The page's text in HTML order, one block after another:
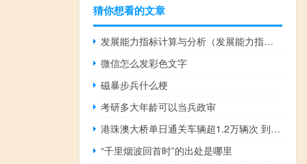
猜你想看的文章
发展能力指标计算与分析（发展能力指标计算公式）
微信怎么发彩色文字
磁暴步兵什么梗
考研多大年龄可以当兵政审
港珠澳大桥单日通关车辆超1.2万辆次 到底什么情况嘞
“千里烟波回首时”的出处是哪里